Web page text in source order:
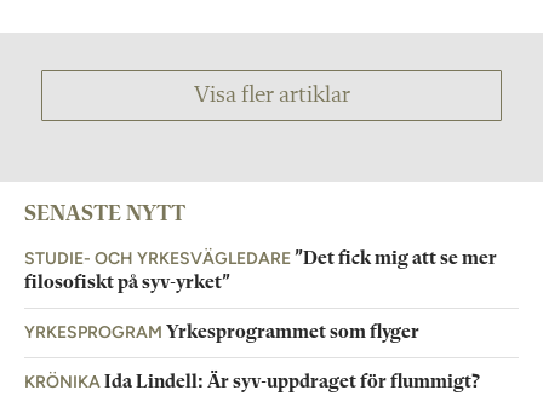
Visa fler artiklar
SENASTE NYTT
STUDIE- OCH YRKESVÄGLEDARE”Det fick mig att se mer
filosofiskt på syv-yrket”
YRKESPROGRAM Yrkesprogrammet som flyger
KRÖNIKAIda Lindell: Är syv-uppdraget för flummigt?